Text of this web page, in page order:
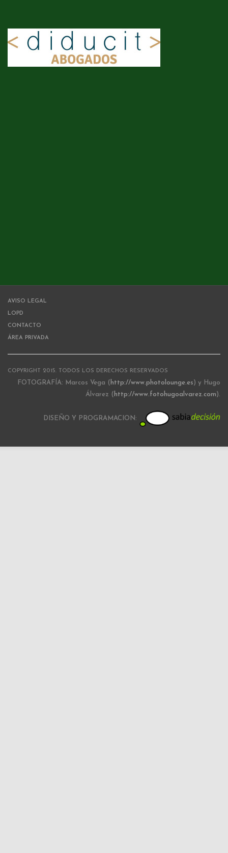
AVISO LEGAL
LOPD
CONTACTO
ÁREA PRIVADA
COPYRIGHT 2015. TODOS LOS DERECHOS RESERVADOS
FOTOGRAFÍA: Marcos Vega ( http://www.photolounge.es) y Hugo
Álvarez ( http://www.fotohugoalvarez.com).
DISEÑO Y PROGRAMACION: